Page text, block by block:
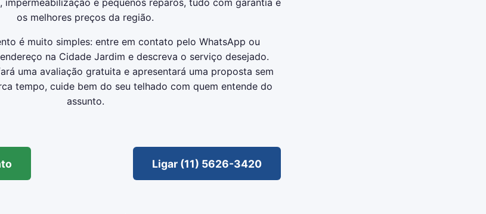
impermeabilização e pequenos reparos, tudo com garantia e
os melhores preços da região.
é muito simples: entre em contato pelo WhatsApp ou
na Cidade Jardim e descreva o serviço desejado.
uma avaliação gratuita e apresentará uma proposta sem
tempo, cuide bem do seu telhado com quem entende do
assunto.
Ligar (11) 5626-3420